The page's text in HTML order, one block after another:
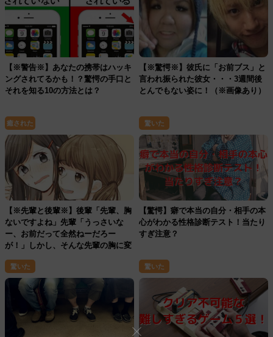
【※警告※】あなたの携帯はハッキ
ングされてるかも！？驚愕の手口と
それを知る10の方法とは？
【※驚愕※】彼氏に「お前ブス」と
言われ振られた彼女・・・3週間後
とんでもない姿に！（※画像あり）
癒された
【※先輩と後輩※】後輩「先輩、胸
ないですよね」先輩「うっさいな
ー、お前だって全然ねーだろー
が！」しかし、そんな先輩の胸に変
驚いた
【驚愕】癖で本当の自分・相手の本
心がわかる性格診断テスト！当たり
すぎ注意？
驚いた 驚いた